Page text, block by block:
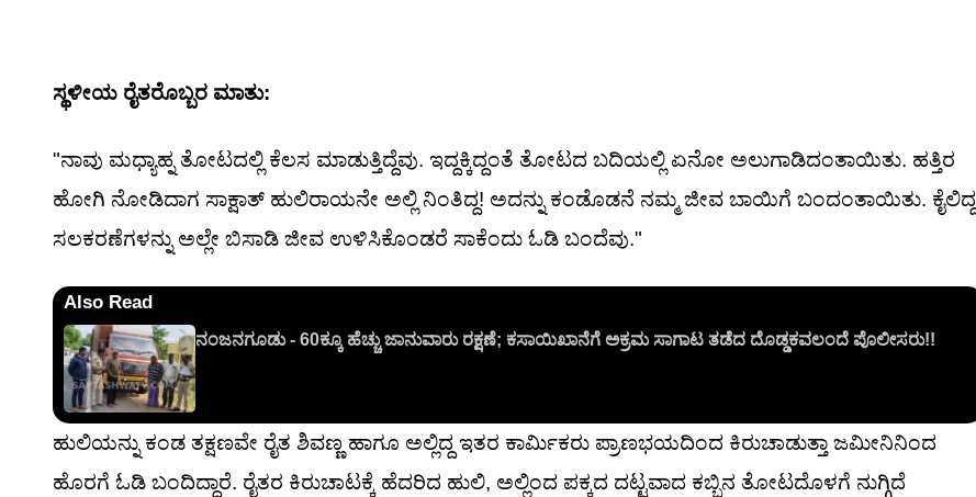
ಸ್ಥಳೀಯ ರೈತರೊಬ್ಬರ ಮಾತು:
"ನಾವು ಮಧ್ಯಾಹ್ನ ತೋಟದಲ್ಲಿ ಕೆಲಸ ಮಾಡುತ್ತಿದ್ದೆವು. ಇದ್ದಕ್ಕಿದ್ದಂತೆ ತೋಟದ ಬದಿಯಲ್ಲಿ ಏನೋ ಅಲುಗಾಡಿದಂತಾಯಿತು. ಹತ್ತಿರ
ಹೋಗಿ ನೋಡಿದಾಗ ಸಾಕ್ಷಾತ್ ಹುಲಿರಾಯನೇ ಅಲ್ಲಿ ನಿಂತಿದ್ದ! ಅದನ್ನು ಕಂಡೊಡನೆ ನಮ್ಮ ಜೀವ ಬಾಯಿಗೆ ಬಂದಂತಾಯಿತು. ಕೈಲಿದ್ದ
ಸಲಕರಣೆಗಳನ್ನು ಅಲ್ಲೇ ಬಿಸಾಡಿ ಜೀವ ಉಳಿಸಿಕೊಂಡರೆ ಸಾಕೆಂದು ಓಡಿ ಬಂದೆವು."
Also Read
ನಂಜನಗೂಡು - 60ಕ್ಕೂ ಹೆಚ್ಚು ಜಾನುವಾರು ರಕ್ಷಣೆ; ಕಸಾಯಿಖಾನೆಗೆ ಅಕ್ರಮ ಸಾಗಾಟ ತಡೆದ ದೊಡ್ಡಕವಲಂದೆ ಪೊಲೀಸರು!!
ಹುಲಿಯನ್ನು ಕಂಡ ತಕ್ಷಣವೇ ರೈತ ಶಿವಣ್ಣ ಹಾಗೂ ಅಲ್ಲಿದ್ದ ಇತರ ಕಾರ್ಮಿಕರು ಪ್ರಾಣಭಯದಿಂದ ಕಿರುಚಾಡುತ್ತಾ ಜಮೀನಿನಿಂದ
ಹೊರಗೆ ಓಡಿ ಬಂದಿದ್ದಾರೆ. ರೈತರ ಕಿರುಚಾಟಕ್ಕೆ ಹೆದರಿದ ಹುಲಿ, ಅಲ್ಲಿಂದ ಪಕ್ಕದ ದಟ್ಟವಾದ ಕಬ್ಬಿನ ತೋಟದೊಳಗೆ ನುಗ್ಗಿದೆ